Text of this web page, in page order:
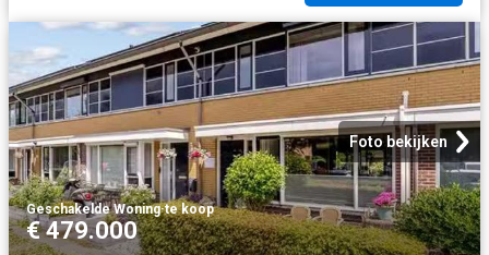
Foto bekijken
Geschakelde Woning·te koop
€ 479.000